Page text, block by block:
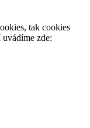
tak cookies
zde: